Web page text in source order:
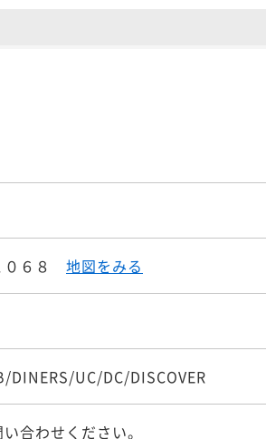
６８ 地図をみる
DINERS/UC/DC/DISCOVER
合わせください。